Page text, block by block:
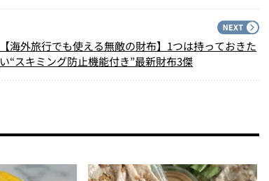
【海外旅行でも使える無敵の財布】1つは持っておきた
い“スキミング防止機能付き”最新財布3傑